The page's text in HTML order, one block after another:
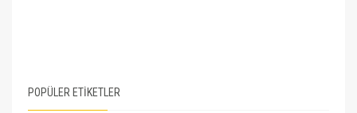
POPÜLER ETİKETLER